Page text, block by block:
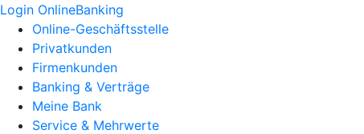
Login OnlineBanking
Online-Geschäftsstelle
Privatkunden
Firmenkunden
Banking & Verträge
Meine Bank
Service & Mehrwerte